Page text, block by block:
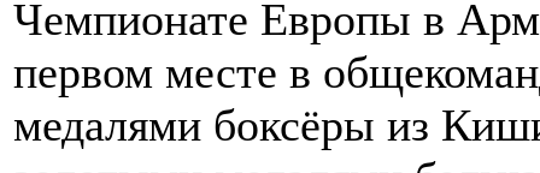
Чемпионате Европы в
первом месте в
медалями боксёры из